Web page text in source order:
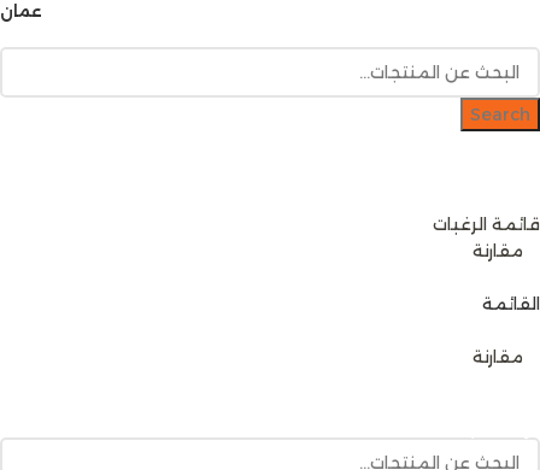
عمان
Search
قائمة الرغبات
مقارنة
القائمة
مقارنة